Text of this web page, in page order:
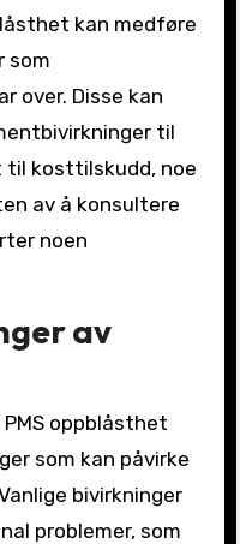
kan medføre
som
over. Disse kan
til
kosttilskudd, noe
av å konsultere
noen
av
oppblåsthet
som kan påvirke
bivirkninger
problemer, som